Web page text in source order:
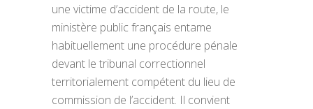
une victime d’accident de la route, le
ministère public français entame
habituellement une procédure pénale
devant le tribunal correctionnel
territorialement compétent du lieu de
commission de l’accident. Il convient